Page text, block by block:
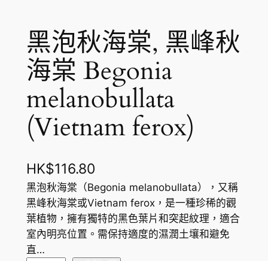
黑泡秋海棠, 黑峰秋
海棠 Begonia
melanobullata
(Vietnam ferox)
HK$116.80
黑泡秋海棠（Begonia melanobullata），又稱
黑峰秋海棠或Vietnam ferox，是一種珍稀的觀
葉植物，擁有獨特的黑色葉片和突起紋理，適合
室內明亮位置。需保持適度的濕潤土壤和避免
直…